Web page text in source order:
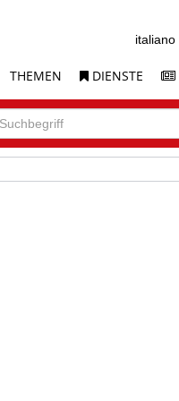
italiano
THEMEN DIENSTE